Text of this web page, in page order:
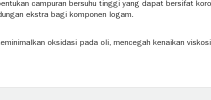
campuran bersuhu tinggi yang dapat bersifat
ekstra bagi komponen logam.
oksidasi pada oli, mencegah kenaikan